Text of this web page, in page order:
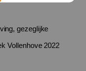
gezeglijke
Vollenhove 2022